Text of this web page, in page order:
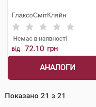
ГлаксоСмітКляйн
Немає в наявності
від 72.10 грн
АНАЛОГИ
Показано 21 з 21